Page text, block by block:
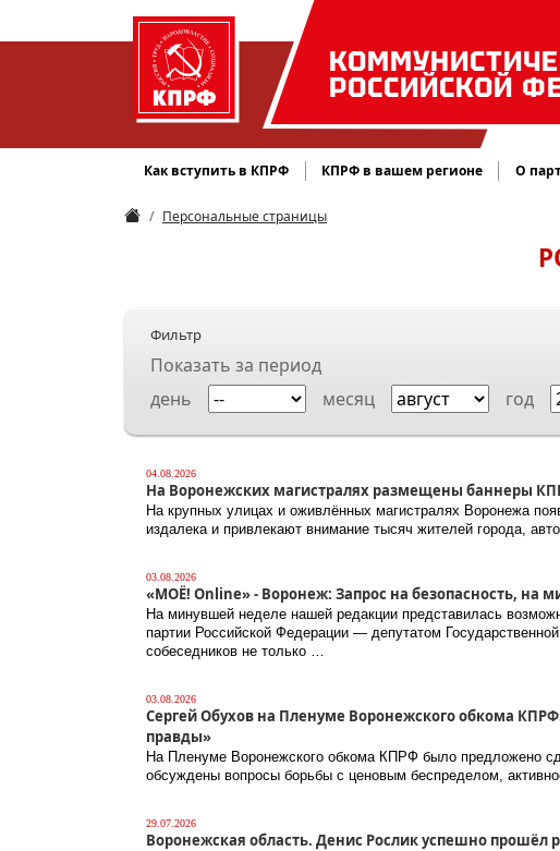
РОССИЙСКОЙ
Как вступить в КПРФ КПРФ в вашем регионе О
Персональные страницы
Фильтр
Показать за период
день
месяц год
04.08.2026
На Воронежских магистралях размещены баннеры
На крупных улицах и оживлённых магистралях Воронежа
издалека и привлекают внимание тысяч жителей города,
03.08.2026
«МОЁ! Online» - Воронеж: Запрос на безопасность, на
На минувшей неделе нашей редакции представилась
партии Российской Федерации — депутатом
собеседников не только …
03.08.2026
Сергей Обухов на Пленуме Воронежского обкома
правды»
На Пленуме Воронежского обкома КПРФ было предложено
обсуждены вопросы борьбы с ценовым беспределом,
29.07.2026
Воронежская область. Денис Рослик успешно прошëл